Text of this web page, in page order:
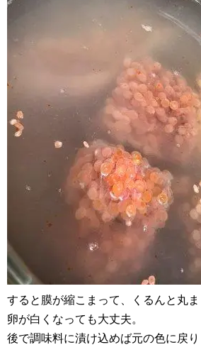
すると膜が縮こまって、くるんと丸ま
卵が白くなっても大丈夫。
後で調味料に漬け込めば元の色に戻り